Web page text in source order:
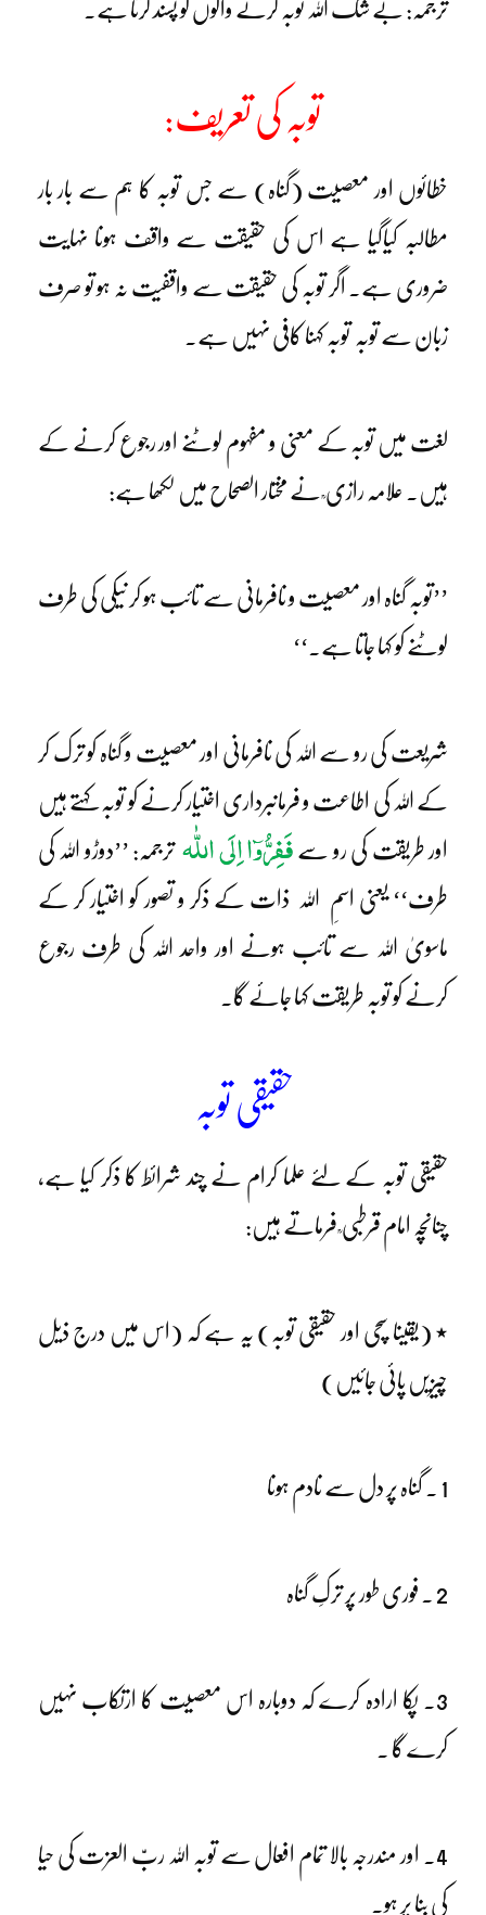
ترجمہ: بے شک اللہ توبہ کرنے والوں کو پسند کرتا ہے۔
توبہ کی تعریف:
خطائوں اور معصیت (گناہ) سے جس توبہ کا ہم سے بار بار
مطالبہ کیاگیا ہے اس کی حقیقت سے واقف ہونا نہایت
ضروری ہے۔ اگر توبہ کی حقیقت سے واقفیت نہ ہو تو صرف
زبان سے توبہ توبہ کہنا کافی نہیں ہے۔
لغت میں توبہ کے معنی و مفہوم لوٹنے اور رجوع کرنے کے
ہیں۔ علامہ رازی ؒ نے مختار الصحاح میں لکھا ہے:
’’توبہ گناہ اور معصیت و نافرمانی سے تائب ہو کر نیکی کی طرف
لوٹنے کو کہا جاتا ہے۔‘‘
شریعت کی رو سے اللہ کی نافرمانی اور معصیت و گناہ کو ترک کر
کے اللہ کی اطاعت و فرمانبرداری اختیار کرنے کو توبہ کہتے ہیں
اور طریقت کی رو سے فَفِرُّوٓا اِلَی اللّٰہ ترجمہ: ’’دوڑو اللہ کی
طرف‘‘ یعنی اسمِ اللہ ذات کے ذکر و تصور کو اختیار کر کے
ماسویٰ اللہ سے تائب ہونے اور واحد اللہ کی طرف رجوع
کرنے کو توبہ طریقت کہا جائے گا۔
حقیقی توبہ
حقیقی توبہ کے لئے علما کرام نے چند شرائط کا ذکر کیا ہے،
چنانچہ امام قرطبی ؒ فرماتے ہیں:
٭ (یقینا سچی اور حقیقی توبہ) یہ ہے کہ (اس میں درج ذیل
چیزیں پائی جائیں)
1 ۔ گناہ پر دل سے نادم ہونا
2 ۔ فوری طور پر ترکِ گناہ
3۔ پکا ارادہ کرے کہ دوبارہ اس معصیت کا ارتکاب نہیں
کرے گا ۔
4۔ اور مندرجہ بالا تمام افعال سے توبہ اللہ ربّ العزت کی حیا
کی بنا پر ہو۔